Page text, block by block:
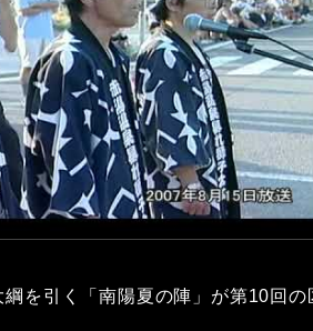
を引く「南陽夏の陣」が第10回の